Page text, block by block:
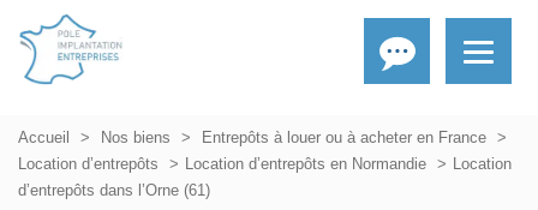
Accueil Nos biens
Entrepôts à louer ou à acheter en France
Location d’entrepôts
Location d’entrepôts en Normandie
Location
d’entrepôts dans l’Orne (61)